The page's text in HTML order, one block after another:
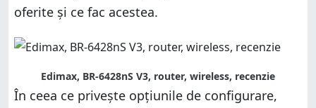
oferite și ce fac acestea.
Edimax, BR-6428nS V3, router, wireless, recenzie
În ceea ce privește opțiunile de configurare,